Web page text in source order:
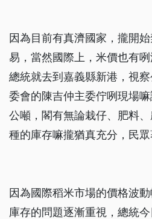
因為目前有真濟國家，攏開
易，當然國際上，米價也有
總統就去到嘉義縣新港，視
委會的陳吉仲主委佇咧現場
公噸，閣有無論栽仔、肥料
種的庫存嘛攏猶真充分，民眾
因為國際稻米市場的價格波
庫存的問題逐漸重視，總統